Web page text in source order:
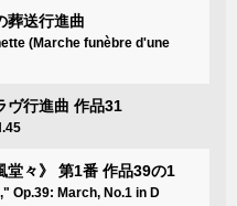
葬送行進曲
(Marche funèbre d'une
ヴ行進曲 作品31
堂々》 第1番 作品39の1
Op.39: March, No.1 in D